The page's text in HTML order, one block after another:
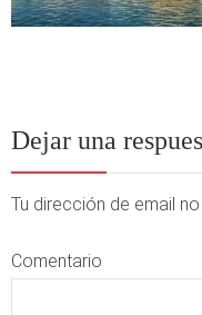
Dejar una
Tu dirección de email
Comentario